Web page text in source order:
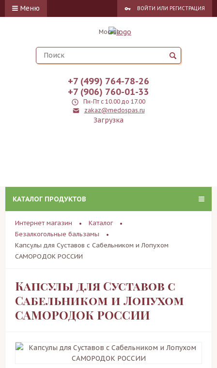
Меню ВОЙТИ ИЛИ РЕГИСТРАЦИЯ
Москва
+7 (499) 764-78-26
+7 (906) 760-01-33
Пн-Пт с 10.00 до 17.00
zakaz@medospas.ru
Загрузка
КАТАЛОГ ПРОДУКТОВ
Интернет магазин
Каталог
Безалкогольные бальзамы
Капсулы для Суставов с Сабельником и Лопухом
САМОРОДОК РОССИИ
Капсулы для Суставов с
Сабельником и Лопухом
САМОРОДОК РОССИИ